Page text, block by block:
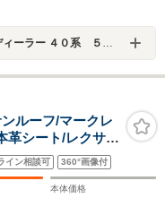
／ＬＳハイブリッド 中古車専門店
ルーフ/マークレ
革シート/レクサス
/レーダークルー
ックビューモニタ
イン相談可 360°画像付
本体価格